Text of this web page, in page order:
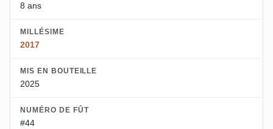
8 ans
MILLÉSIME
2017
MIS EN BOUTEILLE
2025
NUMÉRO DE FÛT
#44